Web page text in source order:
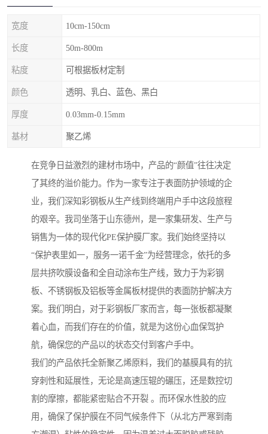
宽度 10cm-150cm
长度 50m-800m
粘度 可根据板材定制
颜色 透明、乳白、蓝色、黑白
厚度 0.03mm-0.15mm
基材 聚乙烯
在竞争日益激烈的建材市场中，产品的“颜值”往往决定
了其终的溢价能力。作为一家专注于表面防护领域的企
业，我们深知彩钢板从生产线到终端用户手中这段旅程
的艰辛。我司坐落于山东德州，是一家集研发、生产与
销售为一体的现代化PE保护膜厂家。我们始终坚持以
“保护表里如一，服务一诺千金”为经营理念，依托的多
层共挤吹膜设备和全自动涂布生产线，致力于为彩钢
板、不锈钢板及铝板等金属板材提供的表面防护解决方
案。我们明白，对于彩钢板厂家而言，每一张板都凝聚
着心血，而我们存在的价值，就是为这份心血保驾护
航，确保您的产品以的状态交付到客户手中。
我们的产品依托全新聚乙烯原料，我们的基膜具有的抗
穿刺性和延展性，无论是高速压辊的碾压，还是数控切
割的摩擦，都能紧密贴合不开裂 。而环保水性胶的应
用，确保了保护膜在不同气候条件下（从北方严寒到南